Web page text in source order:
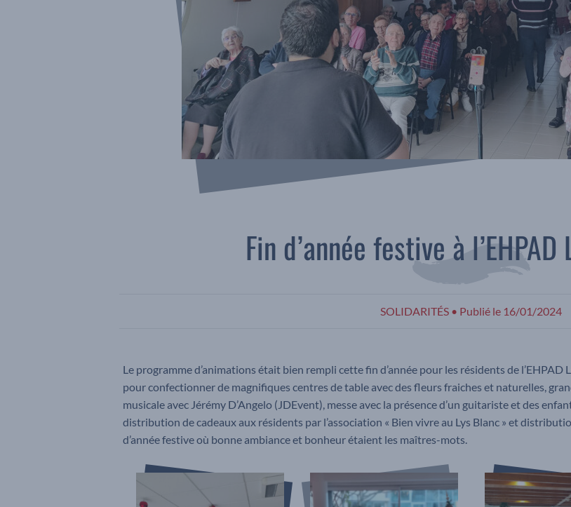
Fin d’année festive à
SOLIDARITÉS • Publié le 16/01/2024
Le programme d’animations était bien rempli cette fin d’année pour les résidents de l’EHPAD
pour confectionner de magnifiques centres de table avec des fleurs fraiches et naturelles,
musicale avec Jérémy D’Angelo (JDEvent), messe avec la présence d’un guitariste et des
distribution de cadeaux aux résidents par l’association « Bien vivre au Lys Blanc » et
d’année festive où bonne ambiance et bonheur étaient les maîtres-mots.